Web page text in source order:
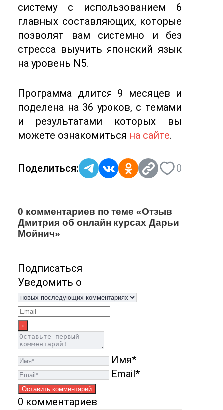
систему с использованием 6
главных составляющих, которые
позволят вам системно и без
стресса выучить японский язык
на уровень N5.
Программа длится 9 месяцев и
поделена на 36 уроков, с темами
и результатами которых вы
можете ознакомиться на сайте.
Поделиться: 0
0 комментариев по теме «Отзыв
Дмитрия об онлайн курсах Дарьи
Мойнич»
Подписаться
Уведомить о
Имя*
Email*
0 комментариев